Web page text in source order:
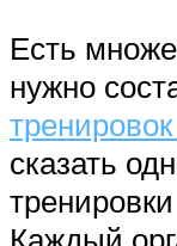
Есть
нужно
сказать